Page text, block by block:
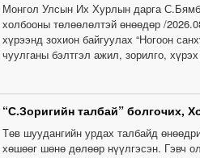
Монгол Улсын Их Хурлын дарга
холбооны төлөөлөлтэй өнөөдөр /
хүрээнд зохион байгуулах “Ногоон
чуулганы бэлтгэл ажил, зорилго,
“С.Зоригийн талбай” болгочих,
Төв шуудангийн урдах талбайд
хөшөөг шөнө дөлөөр нүүлгэсэн. Гэвч